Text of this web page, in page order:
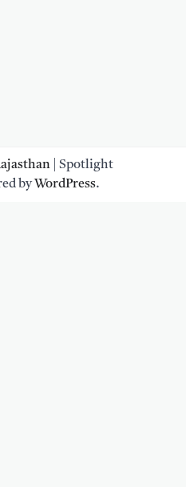
c/
| Spotlight
byWordPress.